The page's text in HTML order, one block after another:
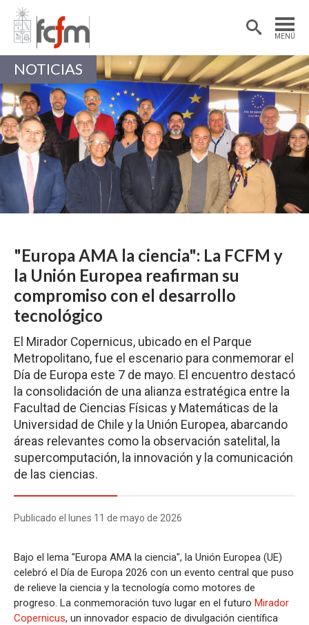
MENÚ
Estudiantes
Académicas/os
NOTICIAS
"Europa AMA la ciencia": La FCFM y
la Unión Europea reafirman su
compromiso con el desarrollo
tecnológico
El Mirador Copernicus, ubicado en el Parque
Metropolitano, fue el escenario para conmemorar el
Día de Europa este 7 de mayo. El encuentro destacó
la consolidación de una alianza estratégica entre la
Facultad de Ciencias Físicas y Matemáticas de la
Universidad de Chile y la Unión Europea, abarcando
áreas relevantes como la observación satelital, la
supercomputación, la innovación y la comunicación
de las ciencias.
Publicado el lunes 11 de mayo de 2026
Bajo el lema "Europa AMA la ciencia", la Unión Europea (UE)
celebró el Día de Europa 2026 con un evento central que puso
de relieve la ciencia y la tecnología como motores de
progreso. La conmemoración tuvo lugar en el futuro Mirador
Copernicus, un innovador espacio de divulgación científica